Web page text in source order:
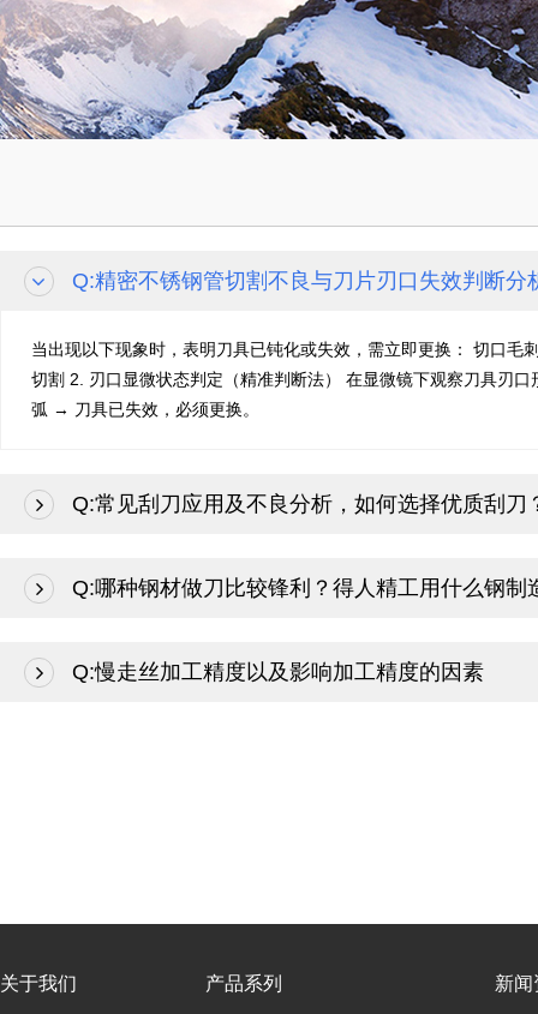
Q:精密不锈钢管切割不良与刀片刃口失效判断分
当出现以下现象时，表明刀具已钝化或失效，需立即更换： 切口
切割 2. 刃口显微状态判定（精准判断法） 在显微镜下观察刀具刃
弧 → 刀具已失效，必须更换。
Q:常见刮刀应用及不良分析，如何选择优质刮刀
Q:哪种钢材做刀比较锋利？得人精工用什么钢制
Q:慢走丝加工精度以及影响加工精度的因素
关于我们 产品系列 新闻